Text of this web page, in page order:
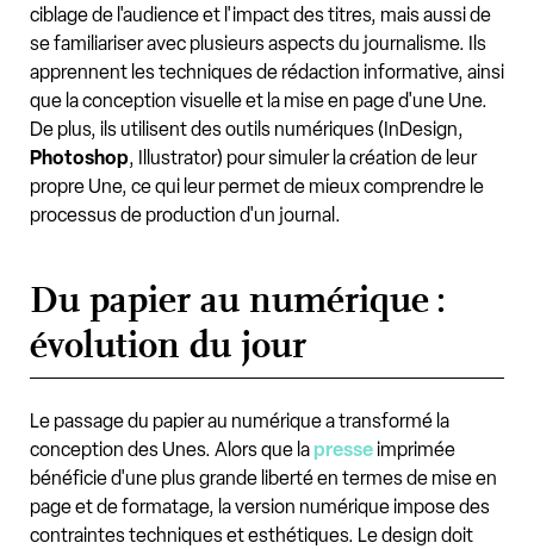
ciblage de l'audience et l'impact des titres, mais aussi de
se familiariser avec plusieurs aspects du journalisme. Ils
apprennent les techniques de rédaction informative, ainsi
que la conception visuelle et la mise en page d'une Une.
De plus, ils utilisent des outils numériques (InDesign,
Photoshop, Illustrator) pour simuler la création de leur
propre Une, ce qui leur permet de mieux comprendre le
processus de production d'un journal.
Du papier au numérique :
évolution du jour
Le passage du papier au numérique a transformé la
conception des Unes. Alors que lapresse imprimée
bénéficie d'une plus grande liberté en termes de mise en
page et de formatage, la version numérique impose des
contraintes techniques et esthétiques. Le design doit